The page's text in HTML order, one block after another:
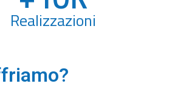
Realizzazioni